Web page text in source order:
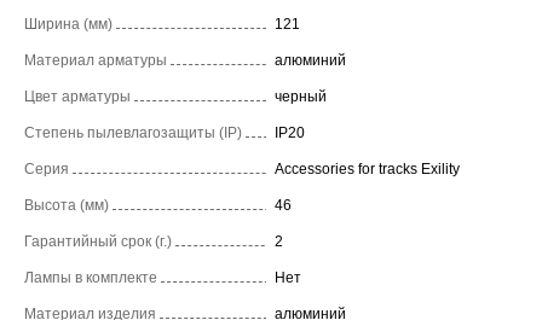
Ширина (мм) 121
Материал арматуры алюминий
Цвет арматуры черный
Степень пылевлагозащиты (IP) IP20
Серия Accessories for tracks Exility
Высота (мм) 46
Гарантийный срок (г.) 2
Лампы в комплекте Нет
Материал изделия алюминий